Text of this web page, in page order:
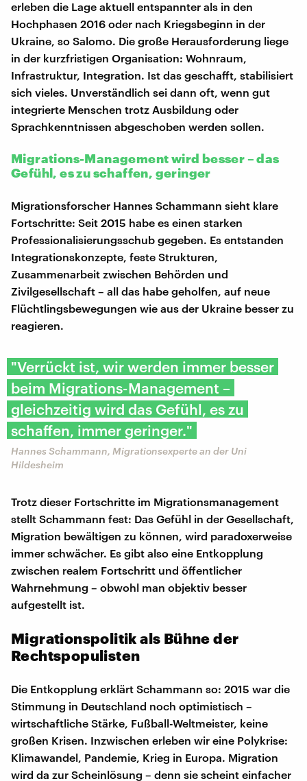
erleben die Lage aktuell entspannter als in den
Hochphasen 2016 oder nach Kriegsbeginn in der
Ukraine, so Salomo. Die große Herausforderung liege
in der kurzfristigen Organisation: Wohnraum,
Infrastruktur, Integration. Ist das geschafft, stabilisiert
sich vieles. Unverständlich sei dann oft, wenn gut
integrierte Menschen trotz Ausbildung oder
Sprachkenntnissen abgeschoben werden sollen.
Migrations-Management wird besser – das
Gefühl, es zu schaffen, geringer
Migrationsforscher Hannes Schammann sieht klare
Fortschritte: Seit 2015 habe es einen starken
Professionalisierungsschub gegeben. Es entstanden
Integrationskonzepte, feste Strukturen,
Zusammenarbeit zwischen Behörden und
Zivilgesellschaft – all das habe geholfen, auf neue
Flüchtlingsbewegungen wie aus der Ukraine besser zu
reagieren.
"Verrückt ist, wir werden immer besser
beim Migrations-Management –
gleichzeitig wird das Gefühl, es zu
schaffen, immer geringer."
Hannes Schammann, Migrationsexperte an der Uni
Hildesheim
Trotz dieser Fortschritte im Migrationsmanagement
stellt Schammann fest: Das Gefühl in der Gesellschaft,
Migration bewältigen zu können, wird paradoxerweise
immer schwächer. Es gibt also eine Entkopplung
zwischen realem Fortschritt und öffentlicher
Wahrnehmung – obwohl man objektiv besser
aufgestellt ist.
Migrationspolitik als Bühne der
Rechtspopulisten
Die Entkopplung erklärt Schammann so: 2015 war die
Stimmung in Deutschland noch optimistisch –
wirtschaftliche Stärke, Fußball-Weltmeister, keine
großen Krisen. Inzwischen erleben wir eine Polykrise:
Klimawandel, Pandemie, Krieg in Europa. Migration
wird da zur Scheinlösung – denn sie scheint einfacher